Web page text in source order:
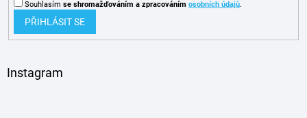
Souhlasím se shromažďováním a zpracováním osobních údajů.
PŘIHLÁSIT SE
Instagram